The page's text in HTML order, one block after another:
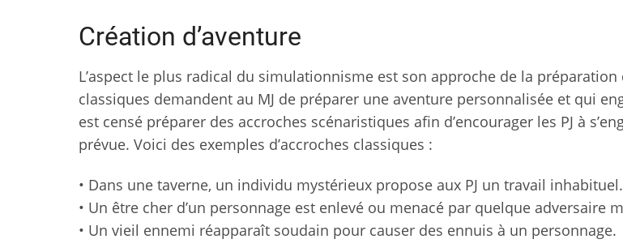
Création d’aventure
L’aspect le plus radical du simulationnisme est son approche de la préparation
classiques demandent au MJ de préparer une aventure personnalisée et qui
est censé préparer des accroches scénaristiques afin d’encourager les PJ à
prévue. Voici des exemples d’accroches classiques :
• Dans une taverne, un individu mystérieux propose aux PJ un travail inhabituel.
• Un être cher d’un personnage est enlevé ou menacé par quelque adversaire
• Un vieil ennemi réapparaît soudain pour causer des ennuis à un personnage.